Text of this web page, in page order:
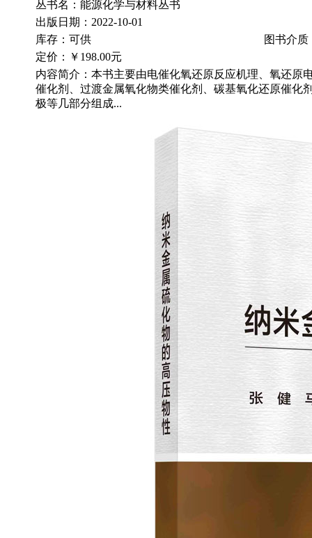
丛书名：能源化学与材料丛书
出版日期：2022-10-01
库存：可供
图书介质
定价：
￥198.00元
内容简介：本书主要由电催化氧还原反应机理、氧还原
催化剂、过渡金属氧化物类催化剂、碳基氧化还原催化
极等几部分组成...